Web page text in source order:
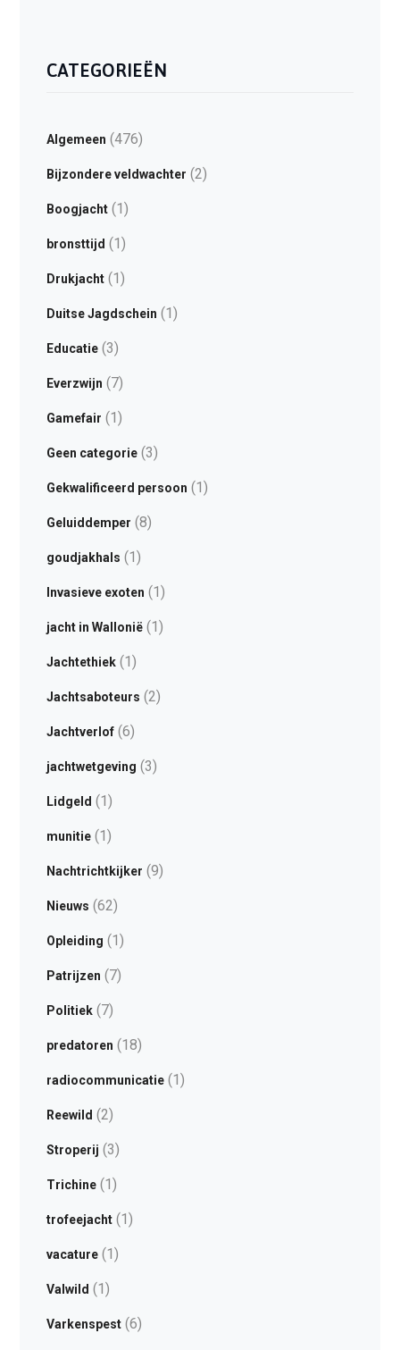
CATEGORIEËN
Algemeen (476)
Bijzondere veldwachter (2)
Boogjacht(1)
bronsttijd (1)
Drukjacht(1)
Duitse Jagdschein (1)
Educatie(3)
Everzwijn (7)
Gamefair (1)
Geen categorie(3)
Gekwalificeerd persoon (1)
Geluiddemper (8)
goudjakhals (1)
Invasieve exoten (1)
jacht in Wallonië(1)
Jachtethiek(1)
Jachtsaboteurs (2)
Jachtverlof(6)
jachtwetgeving (3)
Lidgeld (1)
munitie(1)
Nachtrichtkijker (9)
Nieuws (62)
Opleiding (1)
Patrijzen (7)
Politiek(7)
predatoren (18)
radiocommunicatie(1)
Reewild (2)
Stroperij (3)
Trichine(1)
trofeejacht(1)
vacature(1)
Valwild (1)
Varkenspest(6)